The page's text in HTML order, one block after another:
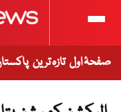
صفحۂ اول تازہ ترین